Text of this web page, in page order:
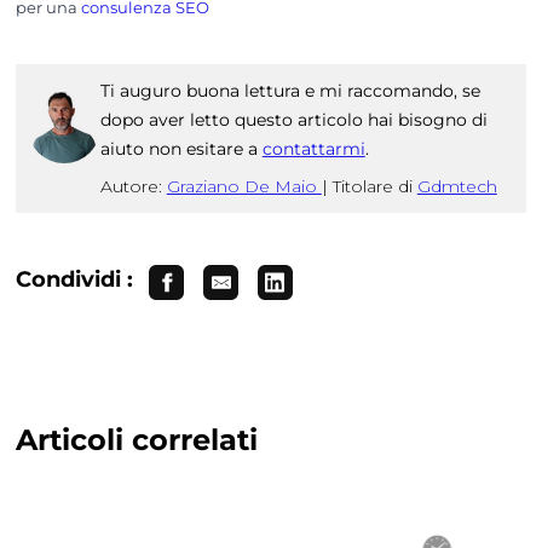
per una consulenza SEO
Ti auguro buona lettura e mi raccomando, se
dopo aver letto questo articolo hai bisogno di
aiuto non esitare a contattarmi.
Autore: Graziano De Maio | Titolare di Gdmtech
Condividi :
Articoli correlati